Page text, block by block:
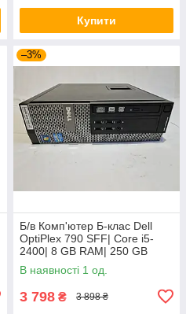
Купити
–3%
Б/в Комп'ютер Б-клас Dell
OptiPlex 790 SFF| Core i5-
2400| 8 GB RAM| 250 GB
HDD| GeForce GT 610 2GB
В наявності 1 од.
3 798 ₴ 3 898 ₴